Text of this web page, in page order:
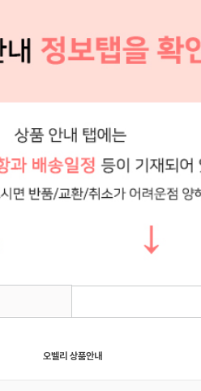
오벨리 상품안내